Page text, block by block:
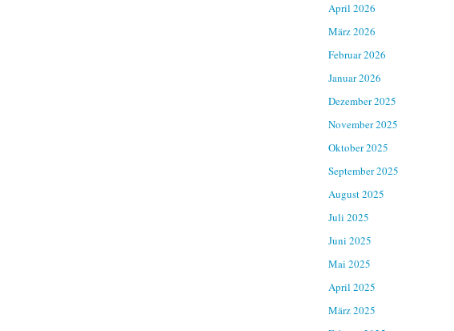
April 2026
März 2026
Februar 2026
Januar 2026
Dezember 2025
November 2025
Oktober 2025
September 2025
August 2025
Juli 2025
Juni 2025
Mai 2025
April 2025
März 2025